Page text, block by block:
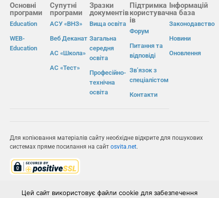
Основні
програми
Education
WEB-
Education
Супутні
програми
АСУ «ВНЗ»
Веб Деканат
АС «Школа»
АС «Тест»
Зразки
документів
Вища освіта
Загальна
середня
освіта
Професійно-
технічна
освіта
Підтримка
користувач
ів
Форум
Питання та
відповіді
Зв’язок з
спеціалістом
Контакти
Інформацій
на база
Законодавство
Новини
Оновлення
Для копіювання матеріалів сайту необхідне відкрите для пошукових
системах пряме посилання на сайт osvita.net.
Цей сайт використовує файли cookie для забезпечення